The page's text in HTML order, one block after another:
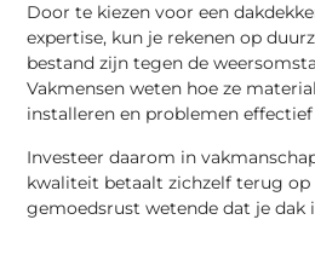
Door te kiezen voor een
expertise, kun je rekenen op
bestand zijn tegen de
Vakmensen weten hoe ze
installeren en problemen
Investeer daarom in
kwaliteit betaalt zichzelf terug
gemoedsrust wetende dat je dak